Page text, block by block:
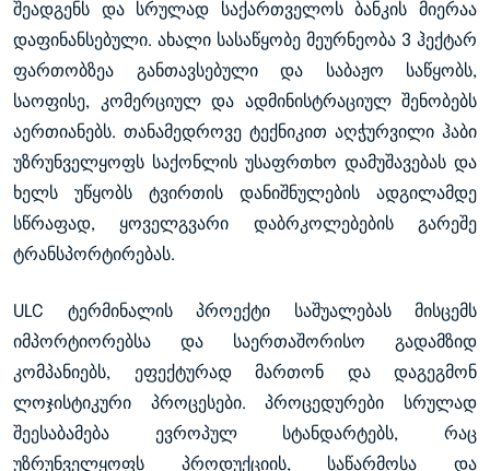
შეადგენს და სრულად საქართველოს ბანკის მიერაა
დაფინანსებული. ახალი სასაწყობე მეურნეობა 3 ჰექტარ
ფართობზეა განთავსებული და საბაჟო საწყობს,
საოფისე, კომერციულ და ადმინისტრაციულ შენობებს
აერთიანებს. თანამედროვე ტექნიკით აღჭურვილი ჰაბი
უზრუნველყოფს საქონლის უსაფრთხო დამუშავებას და
ხელს უწყობს ტვირთის დანიშნულების ადგილამდე
სწრაფად, ყოველგვარი დაბრკოლებების გარეშე
ტრანსპორტირებას.
ULC ტერმინალის პროექტი საშუალებას მისცემს
იმპორტიორებსა და საერთაშორისო გადამზიდ
კომპანიებს, ეფექტურად მართონ და დაგეგმონ
ლოჯისტიკური პროცესები. პროცედურები სრულად
შეესაბამება ევროპულ სტანდარტებს, რაც
უზრუნველყოფს პროდუქციის, საწარმოსა და